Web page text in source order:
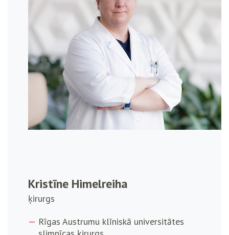
Kristīne Himelreiha
ķirurgs
Rīgas Austrumu klīniskā universitātes